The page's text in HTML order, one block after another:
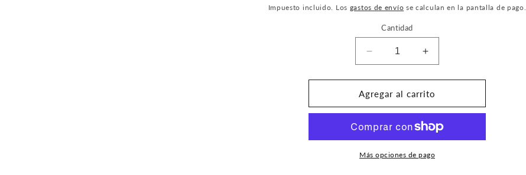
habitual
Impuesto incluido. Los gastos de envío se calculan en la pantalla de pago.
Cantidad
Reducir
cantidad
para
Personalizar
19.96€
Aumentar
cantidad
para
Personalizar
19.96€
Agregar al carrito
Más opciones de pago